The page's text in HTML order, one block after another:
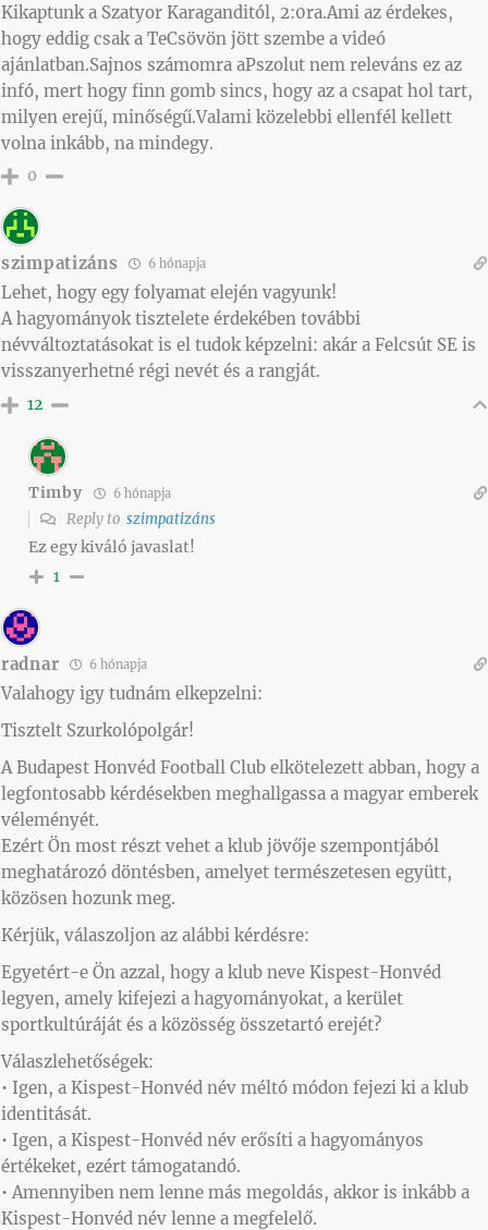
Kikaptunk a Szatyor Karaganditól, 2:0ra.Ami az érdekes,
hogy eddig csak a TeCsövön jött szembe a videó
ajánlatban.Sajnos számomra aPszolut nem releváns ez az
infó, mert hogy finn gomb sincs, hogy az a csapat hol tart,
milyen erejű, minőségű.Valami közelebbi ellenfél kellett
volna inkább, na mindegy.
0
szimpatizáns 6 hónapja
Lehet, hogy egy folyamat elején vagyunk!
A hagyományok tisztelete érdekében további
névváltoztatásokat is el tudok képzelni: akár a Felcsút SE is
visszanyerhetné régi nevét és a rangját.
12
Timby 6 hónapja
Reply to szimpatizáns
Ez egy kiváló javaslat!
1
radnar 6 hónapja
Valahogy igy tudnám elkepzelni:
Tisztelt Szurkolópolgár!
A Budapest Honvéd Football Club elkötelezett abban, hogy a
legfontosabb kérdésekben meghallgassa a magyar emberek
véleményét.
Ezért Ön most részt vehet a klub jövője szempontjából
meghatározó döntésben, amelyet természetesen együtt,
közösen hozunk meg.
Kérjük, válaszoljon az alábbi kérdésre:
Egyetért-e Ön azzal, hogy a klub neve Kispest-Honvéd
legyen, amely kifejezi a hagyományokat, a kerület
sportkultúráját és a közösség összetartó erejét?
Válaszlehetőségek:
• Igen, a Kispest-Honvéd név méltó módon fejezi ki a klub
identitását.
• Igen, a Kispest-Honvéd név erősíti a hagyományos
értékeket, ezért támogatandó.
• Amennyiben nem lenne más megoldás, akkor is inkább a
Kispest-Honvéd név lenne a megfelelő.